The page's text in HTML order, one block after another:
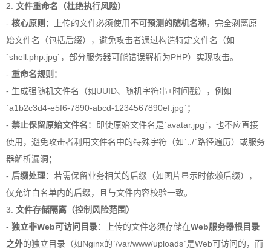
2. 文件重命名（杜绝执行风险）
- 核心原则 ：上传的文件必须使用不可预测的随机名称，完全剥离原
始文件名（包括后缀），避免攻击者通过构造特定文件名（如
`shell.php.jpg`，部分服务器可能错误解析为PHP）实现攻击。
- 重命名规则 ：
- 生成强随机文件名（如UUID、随机字符串+时间戳），例如
`a1b2c3d4-e5f6-7890-abcd-1234567890ef.jpg`；
- 禁止保留原始文件名：即使原始文件名是`avatar.jpg`，也不应直接
使用，避免攻击者利用文件名中的特殊字符（如`../`路径遍历）或服务
器解析漏洞；
- 后缀处理：若需保留业务相关的后缀（如图片显示时依赖后缀），
仅允许白名单内的后缀，且与文件内容校验一致。
3. 文件存储隔离（控制风险范围）
- 独立非Web可访问目录：上传的文件必须存储在Web服务器根目录
之外的独立目录（如Nginx的`/var/www/uploads`是Web可访问的，而